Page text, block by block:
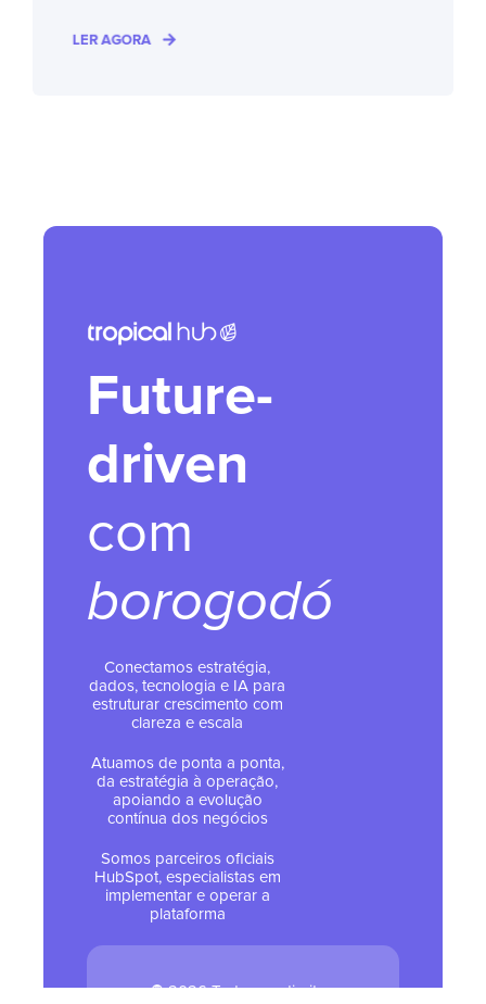
LER AGORA
Future-
driven
com
borogodó
Conectamos estratégia,
dados, tecnologia e IA para
estruturar crescimento com
clareza e escala
Atuamos de ponta a ponta,
da estratégia à operação,
apoiando a evolução
contínua dos negócios
Somos parceiros oficiais
HubSpot, especialistas em
implementar e operar a
plataforma
© 2026 Todos os direitos